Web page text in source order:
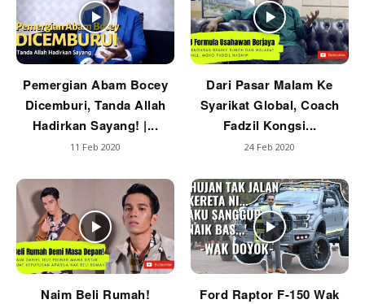
Pemergian Abam Bocey
Dicemburi, Tanda Allah
Hadirkan Sayang! |...
11 Feb 2020
Dari Pasar Malam Ke
Syarikat Global, Coach
Fadzil Kongsi...
24 Feb 2020
Naim Beli Rumah!
Ford Raptor F-150 Wak